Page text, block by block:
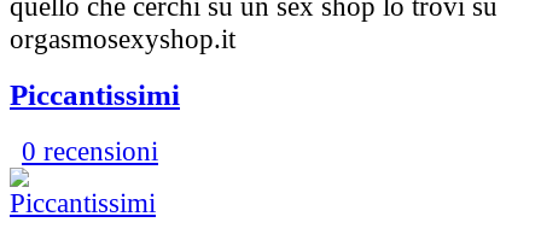
quello che cerchi su un sex shop lo trovi su
orgasmosexyshop.it
Piccantissimi
0 recensioni